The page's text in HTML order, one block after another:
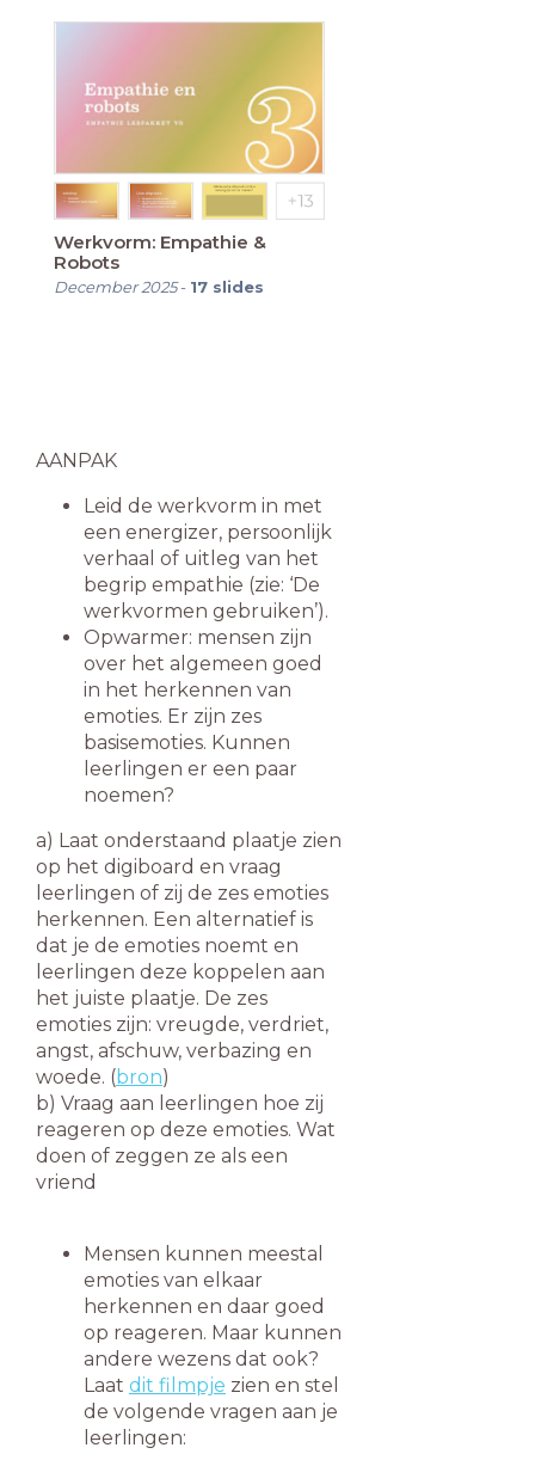
Werkvorm: Empathie &
Robots
December 2025- 17 slides
AANPAK
Leid de werkvorm in met
een energizer, persoonlijk
verhaal of uitleg van het
begrip empathie (zie: ‘De
werkvormen gebruiken’).
Opwarmer: mensen zijn
over het algemeen goed
in het herkennen van
emoties. Er zijn zes
basisemoties. Kunnen
leerlingen er een paar
noemen?
a) Laat onderstaand plaatje zien
op het digiboard en vraag
leerlingen of zij de zes emoties
herkennen. Een alternatief is
dat je de emoties noemt en
leerlingen deze koppelen aan
het juiste plaatje. De zes
emoties zijn: vreugde, verdriet,
angst, afschuw, verbazing en
woede. (bron)
b) Vraag aan leerlingen hoe zij
reageren op deze emoties. Wat
doen of zeggen ze als een
vriend
Mensen kunnen meestal
emoties van elkaar
herkennen en daar goed
op reageren. Maar kunnen
andere wezens dat ook?
Laat dit filmpje zien en stel
de volgende vragen aan je
leerlingen: